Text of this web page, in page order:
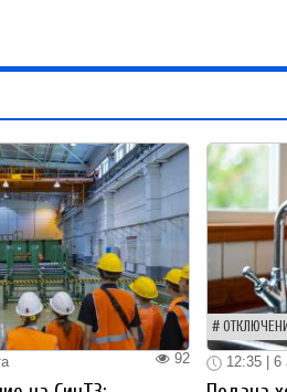
92 12:35 | 6